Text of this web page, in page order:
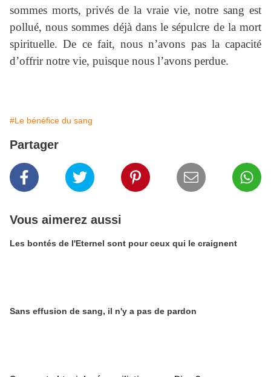
sommes morts, privés de la vraie vie, notre sang est
pollué, nous sommes déjà dans le sépulcre de la mort
spirituelle. De ce fait, nous n’avons pas la capacité
d’offrir notre vie, puisque nous l’avons perdue.
#Le bénéfice du sang
Partager
Vous aimerez aussi
Les bontés de l'Eternel sont pour ceux qui le craignent
Sans effusion de sang, il n'y a pas de pardon